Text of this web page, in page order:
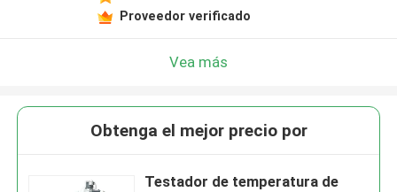
Proveedor verificado
Vea más
Obtenga el mejor precio por
Testador de temperatura de